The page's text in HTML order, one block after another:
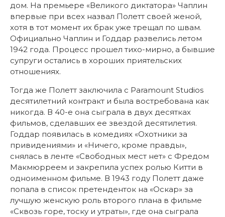
дом. На премьере «Великого диктатора» Чаплин
впервые при всех назвал Полетт своей женой,
хотя в тот момент их брак уже трещал по швам.
Официально Чаплин и Годдар развелись летом
1942 года. Процесс прошел тихо-мирно, а бывшие
супруги остались в хороших приятельских
отношениях.
Тогда же Полетт заключила с Paramount Studios
десятилетний контракт и была востребована как
никогда. В 40-е она сыграла в двух десятках
фильмов, сделавших ее звездой десятилетия.
Годдар появилась в комедиях «Охотники за
привидениями» и «Ничего, кроме правды»,
снялась в ленте «Свободных мест нет» с Фредом
Макмюрреем и закрепила успех ролью Китти в
одноименном фильме. В 1943 году Полетт даже
попала в список претенденток на «Оскар» за
лучшую женскую роль второго плана в фильме
«Сквозь горе, тоску и утраты», где она сыграла